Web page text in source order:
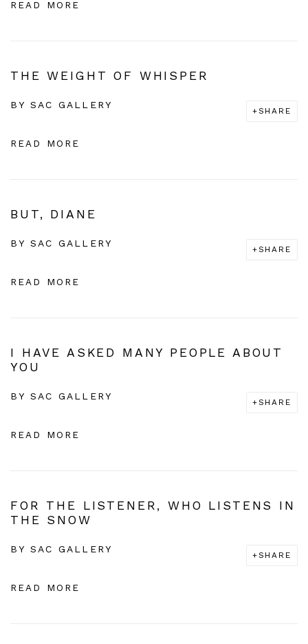
READ MORE
THE WEIGHT OF WHISPER
BY SAC GALLERY
SHARE
READ MORE
BUT, DIANE
BY SAC GALLERY
SHARE
READ MORE
I HAVE ASKED MANY PEOPLE ABOUT
YOU
BY SAC GALLERY
SHARE
READ MORE
FOR THE LISTENER, WHO LISTENS IN
THE SNOW
BY SAC GALLERY
SHARE
READ MORE